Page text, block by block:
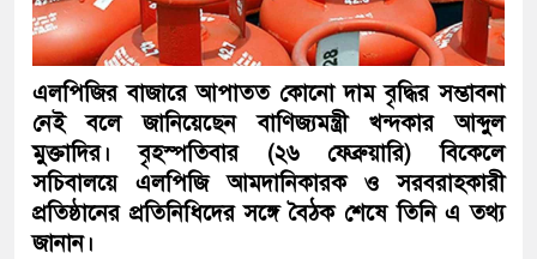
এলপিজির বাজারে আপাতত কোনো দাম বৃদ্ধির সম্ভাবনা
নেই বলে জানিয়েছেন বাণিজ্যমন্ত্রী খন্দকার আব্দুল
মুক্তাদির। বৃহস্পতিবার (২৬ ফেব্রুয়ারি) বিকেলে
সচিবালয়ে এলপিজি আমদানিকারক ও সরবরাহকারী
প্রতিষ্ঠানের প্রতিনিধিদের সঙ্গে বৈঠক শেষে তিনি এ তথ্য
জানান।